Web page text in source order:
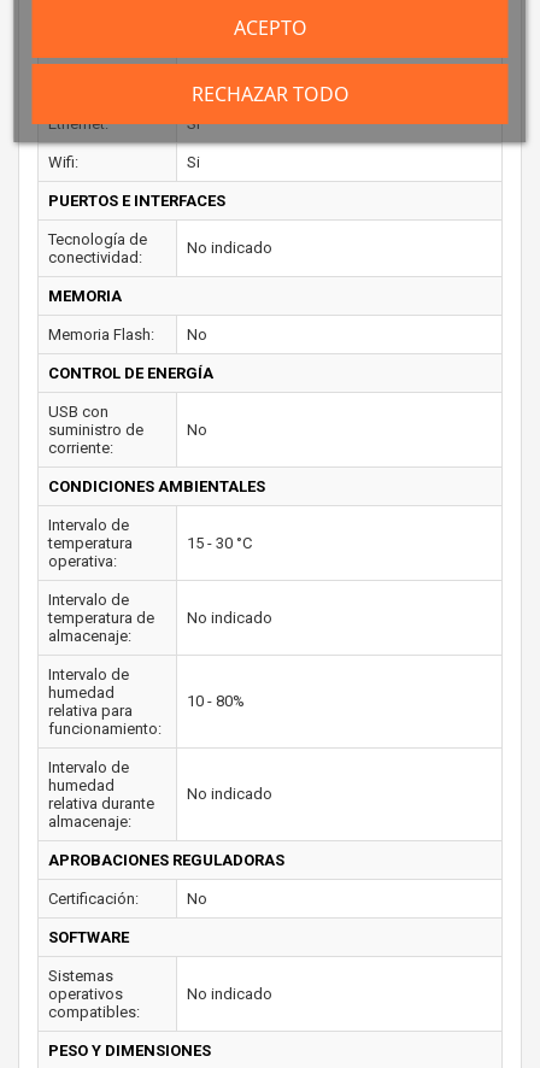
No indicado
Ethernet: Si
Wifi: Si
PUERTOS E INTERFACES
Tecnología de
conectividad:
No indicado
MEMORIA
Memoria Flash: No
CONTROL DE ENERGÍA
USB con
suministro de
corriente:
No
CONDICIONES AMBIENTALES
Intervalo de
temperatura
operativa:
15 - 30 °C
Intervalo de
temperatura de
almacenaje:
No indicado
Intervalo de
humedad
relativa para
funcionamiento:
10 - 80%
Intervalo de
humedad
relativa durante
almacenaje:
No indicado
APROBACIONES REGULADORAS
Certificación: No
SOFTWARE
Sistemas
operativos
compatibles:
No indicado
PESO Y DIMENSIONES
RECHAZAR TODO
ACEPTO